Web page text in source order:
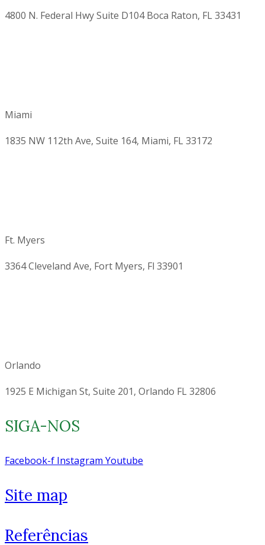
4800 N. Federal Hwy Suite D104 Boca Raton, FL 33431
Miami
1835 NW 112th Ave, Suite 164, Miami, FL 33172
Ft. Myers
3364 Cleveland Ave, Fort Myers, Fl 33901
Orlando
1925 E Michigan St, Suite 201, Orlando FL 32806
SIGA-NOS
Facebook-f Instagram Youtube
Site map
Referências